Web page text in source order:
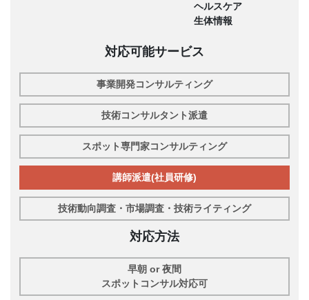
ヘルスケア
生体情報
対応可能サービス
事業開発コンサルティング
技術コンサルタント派遣
スポット専門家コンサルティング
講師派遣(社員研修)
技術動向調査・市場調査・技術ライティング
対応方法
早朝 or 夜間
スポットコンサル対応可